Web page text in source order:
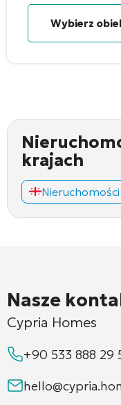
Wybierz
krajach
Nieruchomości
Nasze
Cypria Homes
+90 533 888 29